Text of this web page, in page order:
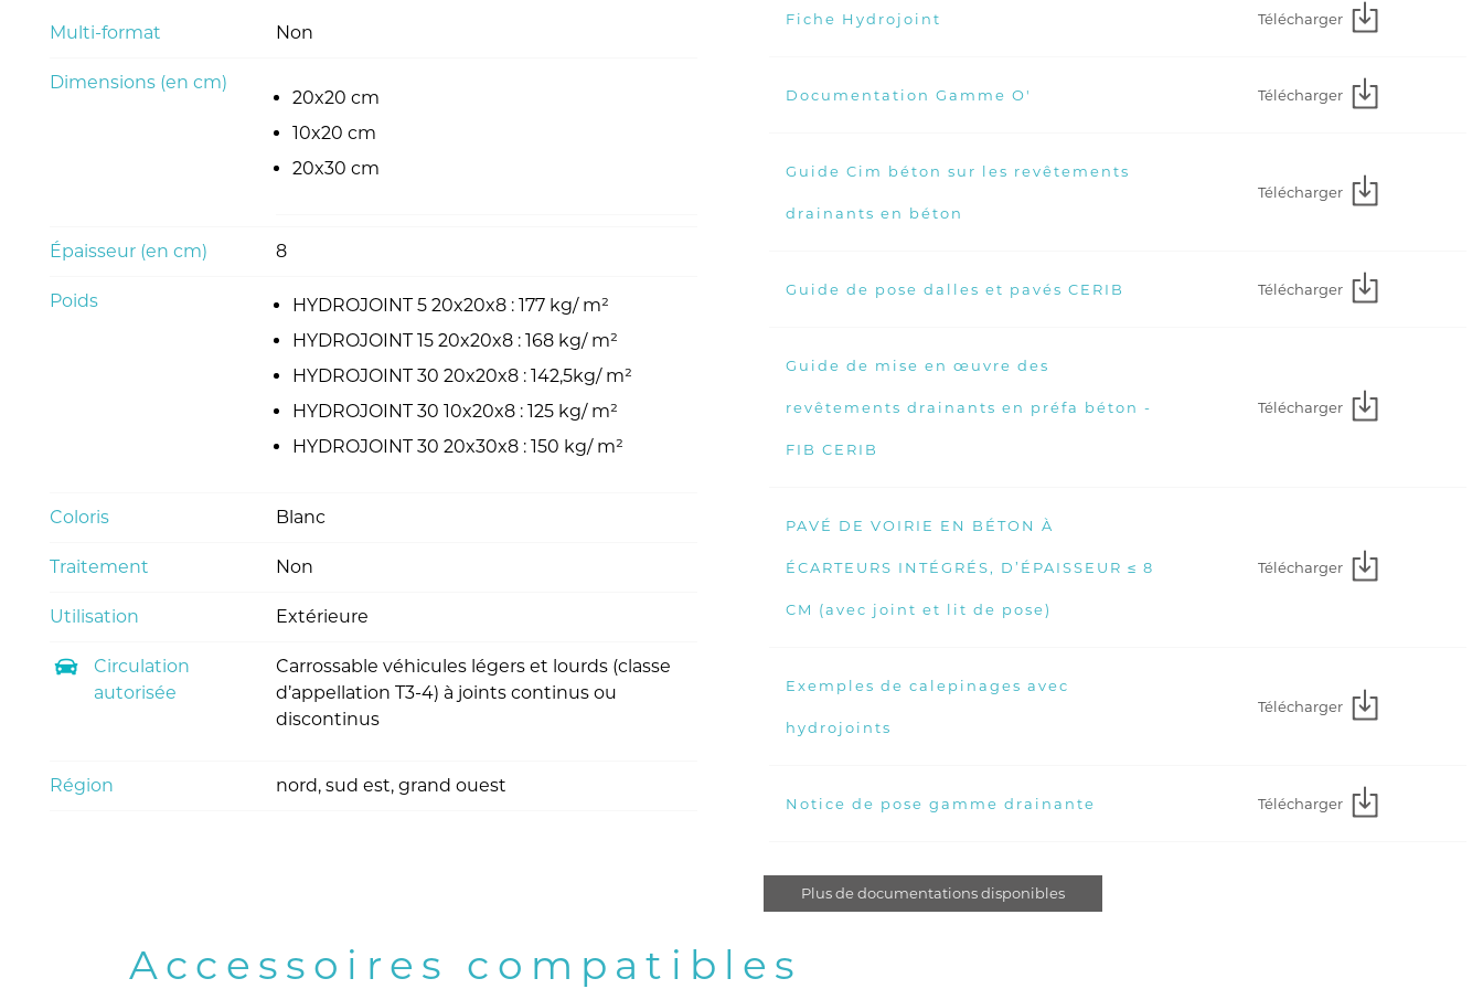
Multi-format Non
Dimensions (en cm)
20x20 cm
10x20 cm
20x30 cm
Épaisseur (en cm) 8
Poids
HYDROJOINT 5 20x20x8 : 177 kg/ m²
HYDROJOINT 15 20x20x8 : 168 kg/ m²
HYDROJOINT 30 20x20x8 : 142,5kg/ m²
HYDROJOINT 30 10x20x8 : 125 kg/ m²
HYDROJOINT 30 20x30x8 : 150 kg/ m²
Coloris Blanc
Traitement Non
Utilisation Extérieure
Circulation
autorisée
Carrossable véhicules légers et lourds (classe
d’appellation T3-4) à joints continus ou
discontinus
Région nord, sud est, grand ouest
Fiche Hydrojoint Télécharger
Documentation Gamme O' Télécharger
Guide Cim béton sur les revêtements
drainants en béton
Télécharger
Guide de pose dalles et pavés CERIB Télécharger
Guide de mise en œuvre des
revêtements drainants en préfa béton -
FIB CERIB
Télécharger
PAVÉ DE VOIRIE EN BÉTON À
ÉCARTEURS INTÉGRÉS, D’ÉPAISSEUR ≤ 8
CM (avec joint et lit de pose)
Télécharger
Exemples de calepinages avec
hydrojoints
Télécharger
Notice de pose gamme drainante Télécharger
Plus de documentations disponibles
Accessoires compatibles